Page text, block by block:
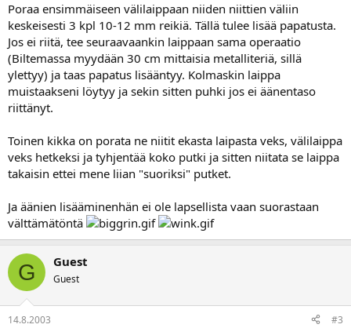
Poraa ensimmäiseen välilaippaan niiden niittien väliin
keskeisesti 3 kpl 10-12 mm reikiä. Tällä tulee lisää papatusta.
Jos ei riitä, tee seuraavaankin laippaan sama operaatio
(Biltemassa myydään 30 cm mittaisia metalliteriä, sillä
ylettyy) ja taas papatus lisääntyy. Kolmaskin laippa
muistaakseni löytyy ja sekin sitten puhki jos ei äänentaso
riittänyt.
Toinen kikka on porata ne niitit ekasta laipasta veks, välilaippa
veks hetkeksi ja tyhjentää koko putki ja sitten niitata se laippa
takaisin ettei mene liian "suoriksi" putket.
Ja äänien lisääminenhän ei ole lapsellista vaan suorastaan
välttämätöntä
G Guest
Guest
14.8.2003 #3